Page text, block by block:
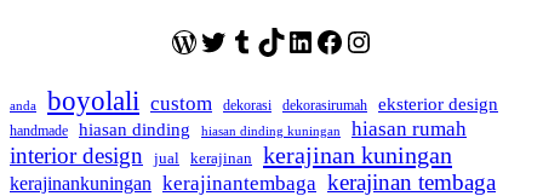
WordPress
Twitter
Tumblr
TikTok
LinkedIn
Facebook
Instagram
anda boyolali custom dekorasi dekorasirumah eksterior design
handmade hiasan dinding hiasan dinding kuningan hiasan rumah
interior design jual kerajinan kerajinan kuningan
kerajinankuningan kerajinantembaga kerajinan tembaga